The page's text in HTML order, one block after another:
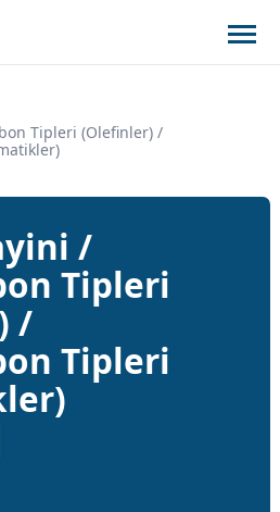
Tipleri (Olefinler) /
/
Tipleri
/
Tipleri